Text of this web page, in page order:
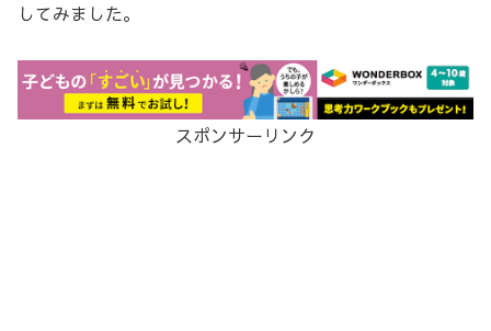
してみました。
スポンサーリンク